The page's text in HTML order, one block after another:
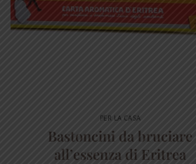
PER LA CASA
Bastoncini da bruciare
all’essenza di Eritrea